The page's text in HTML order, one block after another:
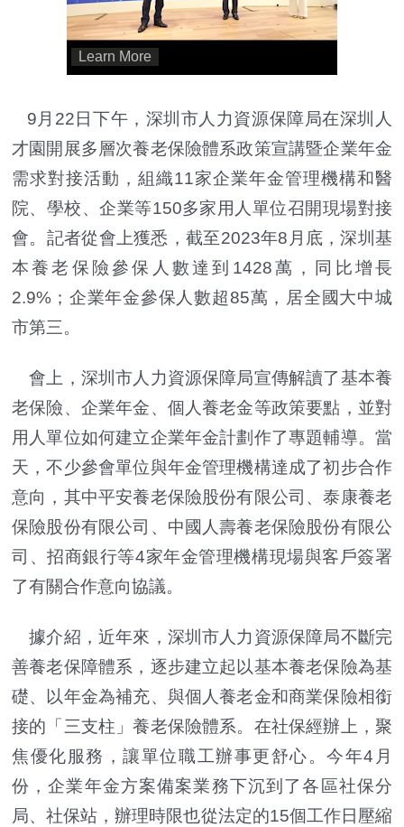
9月22日下午，深圳市人力資源保障局在深圳人
才園開展多層次養老保險體系政策宣講暨企業年金
需求對接活動，組織11家企業年金管理機構和醫
院、學校、企業等150多家用人單位召開現場對接
會。記者從會上獲悉，截至2023年8月底，深圳基
本養老保險參保人數達到1428萬，同比增長
2.9%；企業年金參保人數超85萬，居全國大中城
市第三。
會上，深圳市人力資源保障局宣傳解讀了基本養
老保險、企業年金、個人養老金等政策要點，並對
用人單位如何建立企業年金計劃作了專題輔導。當
天，不少參會單位與年金管理機構達成了初步合作
意向，其中平安養老保險股份有限公司、泰康養老
保險股份有限公司、中國人壽養老保險股份有限公
司、招商銀行等4家年金管理機構現場與客戶簽署
了有關合作意向協議。
據介紹，近年來，深圳市人力資源保障局不斷完
善養老保障體系，逐步建立起以基本養老保險為基
礎、以年金為補充、與個人養老金和商業保險相銜
接的「三支柱」養老保險體系。在社保經辦上，聚
焦優化服務，讓單位職工辦事更舒心。今年4月
份，企業年金方案備案業務下沉到了各區社保分
局、社保站，辦理時限也從法定的15個工作日壓縮